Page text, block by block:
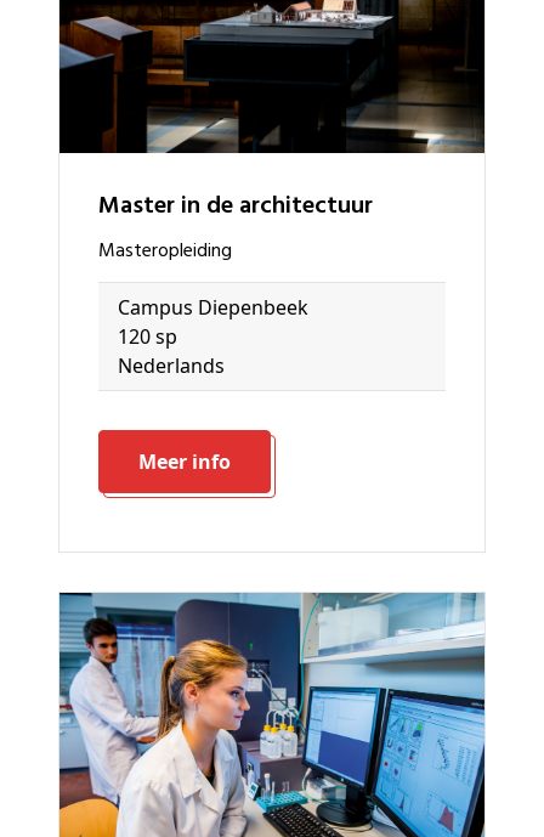
master in de architectuur
masteropleiding
Campus Diepenbeek
120 sp
Nederlands
Meer info